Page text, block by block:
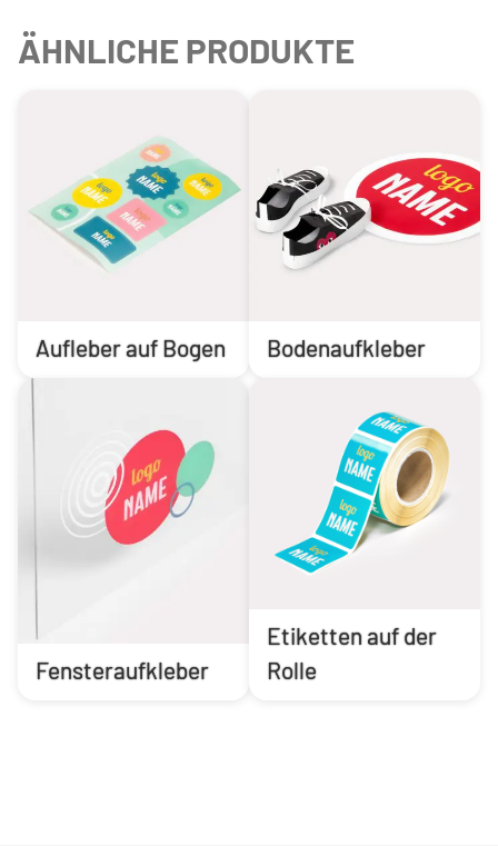
ÄHNLICHE PRODUKTE
Aufleber auf Bogen Bodenaufkleber
Fensteraufkleber
Etiketten auf der
Rolle